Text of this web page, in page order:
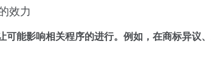
效力
能影响相关程序的进行。例如，在商标异议